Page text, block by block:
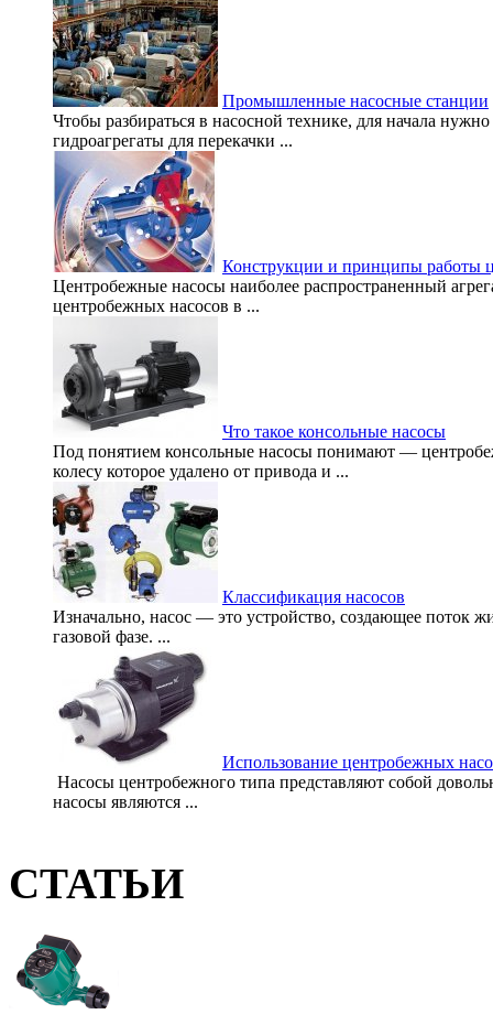
Промышленные насосные станции
Чтобы разбираться в насосной технике, для начала
гидроагрегаты для перекачки ...
Конструкции и принципы работы
Центробежные насосы наиболее распространенный
центробежных насосов в ...
Что такое консольные насосы
Под понятием консольные насосы понимают —
колесу которое удалено от привода и ...
Классификация насосов
Изначально, насос — это устройство, создающее поток
газовой фазе. ...
Использование центробежных
Насосы центробежного типа представляют собой
насосы являются ...
СТАТЬИ